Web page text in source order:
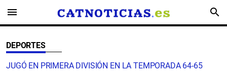
menu search
DEPORTES
JUGÓ EN PRIMERA DIVISIÓN EN LA TEMPORADA 64-65